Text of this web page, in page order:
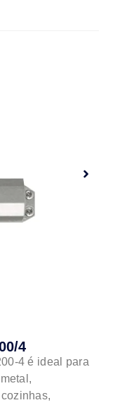
4
4 é ideal para